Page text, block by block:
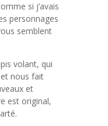
si j’avais
personnages
semblent
volant, qui
nous fait
et
est original,